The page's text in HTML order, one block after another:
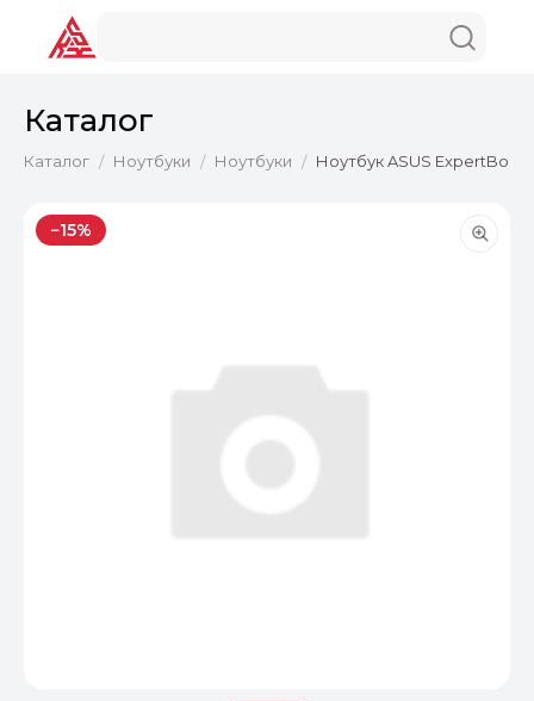
Каталог
Каталог / Ноутбуки / Ноутбуки / Ноутбук ASUS ExpertBook
−15%